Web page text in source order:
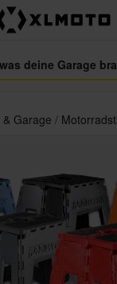
deine Garage
Garage